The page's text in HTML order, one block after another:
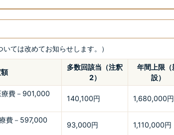
ては改めてお知らせします。）
多数回該当（注釈
2）
年間上限（
設）
費－901,000
140,100円 1,680,000円
費－597,000
93,000円 1,110,000円